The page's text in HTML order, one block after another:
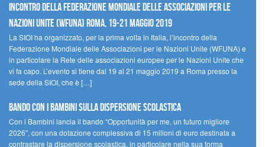
Incontro della Federazione Mondiale delle Associazioni per le
Nazioni Unite (WFUNA) Roma, 19-21 maggio 2019
La SIOI ha organizzato, per la prima volta in Italia, l’incontro della
Federazione Mondiale delle Associazioni per le Nazioni Unite (WFUNA) e
in particolare la Rete delle associazioni europee per le Nazioni Unite che
vi fa capo. L’evento si tiene dal 19 al 21 maggio 2019 a Roma presso la
sede della SIOI, che è […]
Bando Con i Bambini sulla dispersione scolastica
Con i Bambini lancia il bando “Opportunità per me, un futuro migliore
2026”, con una dotazione complessiva di 15 milioni di euro destinata a
contrastare la dispersione scolastica, in particolare nella sua forma